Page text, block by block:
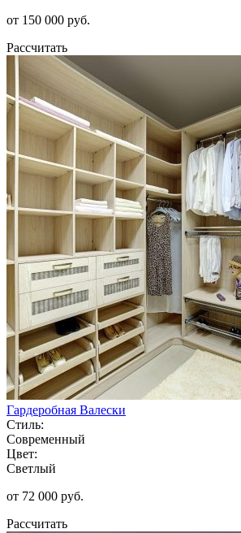
от 150 000 руб.
Рассчитать
Гардеробная Валески
Стиль:
Современный
Цвет:
Светлый
от 72 000 руб.
Рассчитать